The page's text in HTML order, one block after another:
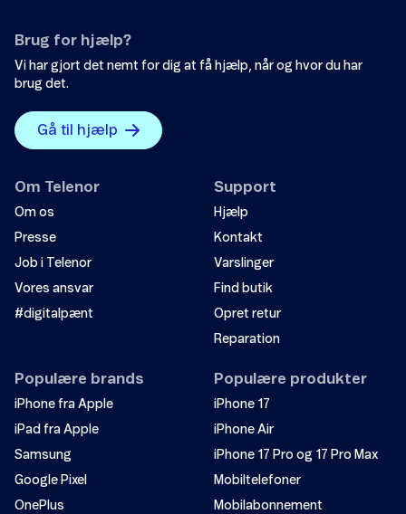
Brug for hjælp?
Vi har gjort det nemt for dig at få hjælp, når og hvor du har
brug det.
Gå til hjælp
Om Telenor
Om os
Presse
Job i Telenor
Vores ansvar
#digitalpænt
Support
Hjælp
Kontakt
Varslinger
Find butik
Opret retur
Reparation
Populære brands
iPhone fra Apple
iPad fra Apple
Samsung
Google Pixel
OnePlus
Populære produkter
iPhone 17
iPhone Air
iPhone 17 Pro og 17 Pro Max
Mobiltelefoner
Mobilabonnement